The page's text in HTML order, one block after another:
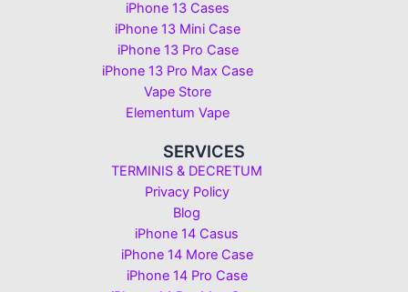
iPhone 13 Cases
iPhone 13 Mini Case
iPhone 13 Pro Case
iPhone 13 Pro Max Case
Vape Store
Elementum Vape
SERVICES
TERMINIS & DECRETUM
Privacy Policy
Blog
iPhone 14 Casus
iPhone 14 More Case
iPhone 14 Pro Case